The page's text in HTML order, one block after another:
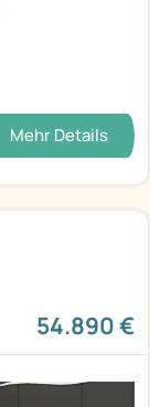
Mehr Details
54.890 €